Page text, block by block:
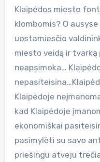
Klaipėdos miesto
klombomis? O
uostamiesčio
miesto veidą ir tvarką
neapsimoka…
Klaipėdoje
kad Klaipėdoje
ekonomiškai
pasimylėti su savo
priešingu atveju